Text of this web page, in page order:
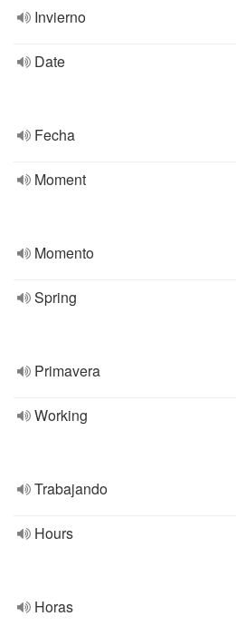
Invierno
Date
Fecha
Moment
Momento
Spring
Primavera
Working
Trabajando
Hours
Horas